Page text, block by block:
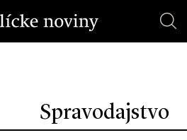
Spravodajstvo